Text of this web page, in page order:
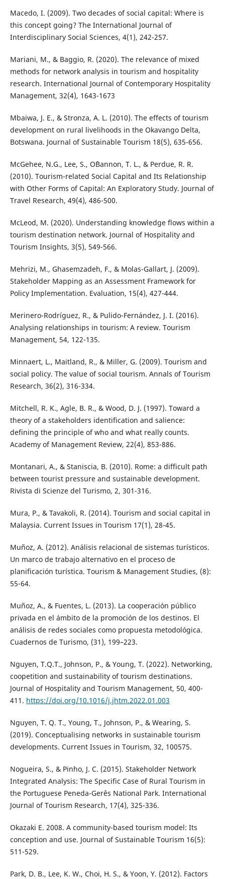
Macedo, I. (2009). Two decades of social capital: Where is
this concept going? The International Journal of
Interdisciplinary Social Sciences, 4(1), 242-257.
Mariani, M., & Baggio, R. (2020). The relevance of mixed
methods for network analysis in tourism and hospitality
research. International Journal of Contemporary Hospitality
Management, 32(4), 1643-1673
Mbaiwa, J. E., & Stronza, A. L. (2010). The effects of tourism
development on rural livelihoods in the Okavango Delta,
Botswana. Journal of Sustainable Tourism 18(5), 635-656.
McGehee, N.G., Lee, S., O´Bannon, T. L., & Perdue, R. R.
(2010). Tourism-related Social Capital and Its Relationship
with Other Forms of Capital: An Exploratory Study. Journal of
Travel Research, 49(4), 486-500.
McLeod, M. (2020). Understanding knowledge flows within a
tourism destination network. Journal of Hospitality and
Tourism Insights, 3(5), 549-566.
Mehrizi, M., Ghasemzadeh, F., & Molas-Gallart, J. (2009).
Stakeholder Mapping as an Assessment Framework for
Policy Implementation. Evaluation, 15(4), 427-444.
Merinero-Rodríguez, R., & Pulido-Fernández, J. I. (2016).
Analysing relationships in tourism: A review. Tourism
Management, 54, 122-135.
Minnaert, L., Maitland, R., & Miller, G. (2009). Tourism and
social policy. The value of social tourism. Annals of Tourism
Research, 36(2), 316-334.
Mitchell, R. K., Agle, B. R., & Wood, D. J. (1997). Toward a
theory of a stakeholders identification and salience:
defining the principle of who and what really counts.
Academy of Management Review, 22(4), 853-886.
Montanari, A., & Staniscia, B. (2010). Rome: a difficult path
between tourist pressure and sustainable development.
Rivista di Scienze del Turismo, 2, 301-316.
Mura, P., & Tavakoli, R. (2014). Tourism and social capital in
Malaysia. Current Issues in Tourism 17(1), 28-45.
Muñoz, A. (2012). Análisis relacional de sistemas turísticos.
Un marco de trabajo alternativo en el proceso de
planificación turística. Tourism & Management Studies, (8):
55-64.
Muñoz, A., & Fuentes, L. (2013). La cooperación público
privada en el ámbito de la promoción de los destinos. El
análisis de redes sociales como propuesta metodológica.
Cuadernos de Turismo, (31), 199–223.
Nguyen, T.Q.T., Johnson, P., & Young, T. (2022). Networking,
coopetition and sustainability of tourism destinations.
Journal of Hospitality and Tourism Management, 50, 400-
411. https://doi.org/10.1016/j.jhtm.2022.01.003
Nguyen, T. Q. T., Young, T., Johnson, P., & Wearing, S.
(2019). Conceptualising networks in sustainable tourism
developments. Current Issues in Tourism, 32, 100575.
Nogueira, S., & Pinho, J. C. (2015). Stakeholder Network
Integrated Analysis: The Specific Case of Rural Tourism in
the Portuguese Peneda-Gerês National Park. International
Journal of Tourism Research, 17(4), 325-336.
Okazaki E. 2008. A community-based tourism model: Its
conception and use. Journal of Sustainable Tourism 16(5):
511-529.
Park, D. B., Lee, K. W., Choi, H. S., & Yoon, Y. (2012). Factors